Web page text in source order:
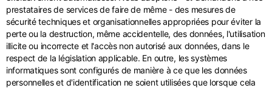
prestataires de services de faire de même - des mesures de
sécurité techniques et organisationnelles appropriées pour éviter la
perte ou la destruction, même accidentelle, des données, l'utilisation
illicite ou incorrecte et l'accès non autorisé aux données, dans le
respect de la législation applicable. En outre, les systèmes
informatiques sont configurés de manière à ce que les données
personnelles et d'identification ne soient utilisées que lorsque cela